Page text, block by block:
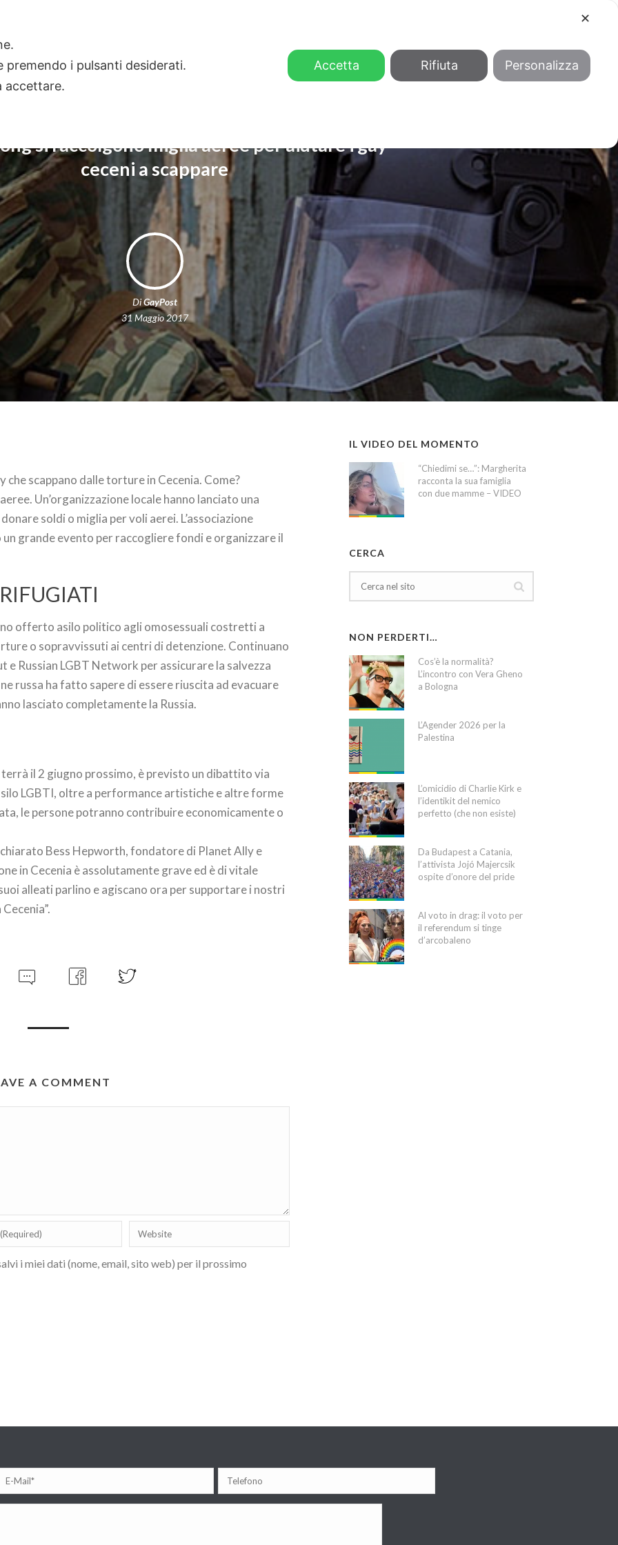
si raccolgono miglia aeree per aiutare i gay
ceceni a scappare
DiGayPost
31 Maggio 2017
scappano dalle torture in Cecenia. Come?
Un’organizzazione locale hanno lanciato una
soldi o miglia per voli aerei. L’associazione
grande evento per raccogliere fondi e organizzare il
offerto asilo politico agli omosessuali costretti a
o sopravvissuti ai centri di detenzione. Continuano
e Russian LGBT Network per assicurare la salvezza
russa ha fatto sapere di essere riuscita ad evacuare
lasciato completamente la Russia.
il 2 giugno prossimo, è previsto un dibattito via
LGBTI, oltre a performance artistiche e altre forme
le persone potranno contribuire economicamente o
Bess Hepworth, fondatore di Planet Ally e
in Cecenia è assolutamente grave ed è di vitale
alleati parlino e agiscano ora per supportare i nostri
A COMMENT
i miei dati (nome, email, sito web) per il prossimo
IL VIDEO DEL MOMENTO
“Chiedimi se…”: Margherita
racconta la sua famiglia
con due mamme – VIDEO
CERCA
NON PERDERTI…
Cos’è la normalità?
L’incontro con Vera Gheno
a Bologna
L’Agender 2026 per la
Palestina
L’omicidio di Charlie Kirk e
l’identikit del nemico
perfetto (che non esiste)
Da Budapest a Catania,
l’attivista Jojó Majercsik
ospite d’onore del pride
Al voto in drag: il voto per
il referendum si tinge
d’arcobaleno
✕
i pulsanti desiderati.
accettare.
Accetta Rifiuta Personalizza